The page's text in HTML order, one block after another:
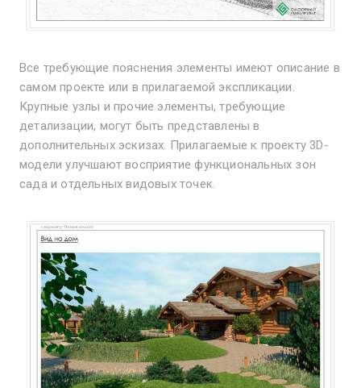
Все требующие пояснения элементы имеют описание в
самом проекте или в прилагаемой экспликации.
Крупные узлы и прочие элементы, требующие
детализации, могут быть представлены в
дополнительных эскизах. Прилагаемые к проекту 3D-
модели улучшают восприятие функциональных зон
сада и отдельных видовых точек.